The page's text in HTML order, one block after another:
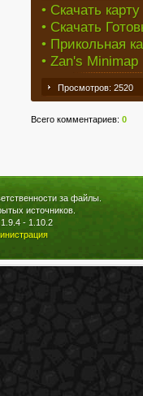
• Скачать
• Скачать
• Прикольная
• Zan's
Просмотров: 2520
Всего комментариев: 0
за файлы.
источников.
- 1.10.2